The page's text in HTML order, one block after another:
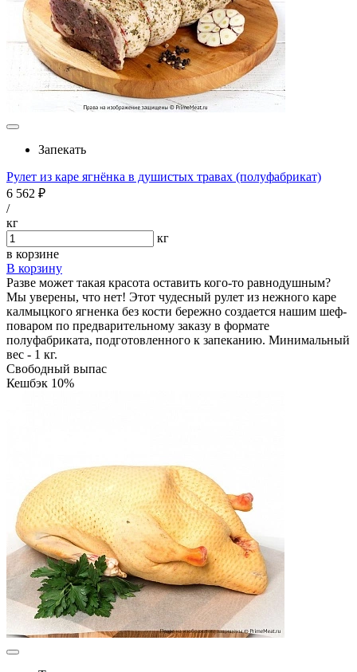
Запекать
Рулет из каре ягнёнка в душистых травах (полуфабрикат)
6 562 ₽
/
кг
кг
в корзине
В корзину
Разве может такая красота оставить кого-то равнодушным?
Мы уверены, что нет! Этот чудесный рулет из нежного каре
калмыцкого ягненка без кости бережно создается нашим шеф-
поваром по предварительному заказу в формате
полуфабриката, подготовленного к запеканию. Минимальный
вес - 1 кг.
Свободный выпас
Кешбэк 10%